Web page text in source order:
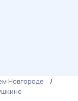
Новгороде